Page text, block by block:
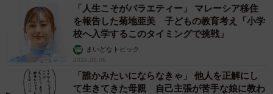
「人生こそがバラエティー」 マレーシア移住
を報告した菊地亜美 子どもの教育考え「小学
校へ入学するこのタイミングで挑戦」
まいどなトピック
2026.08.06
「誰かみたいにならなきゃ」 他人を正解にし
て生きてきた母親 自己主張が苦手な娘に教わ